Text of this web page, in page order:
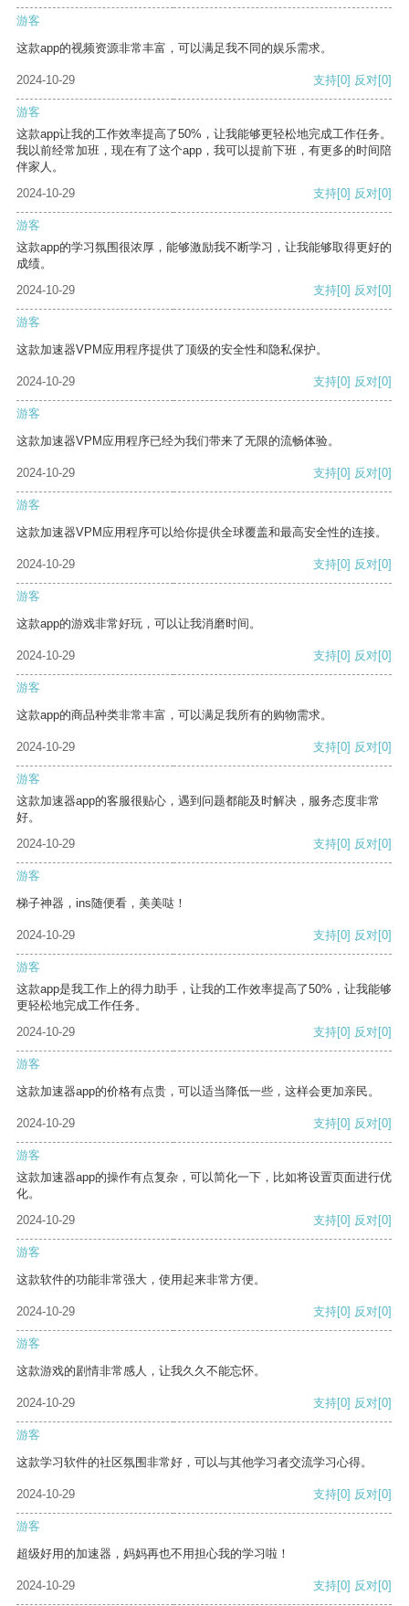
游客
这款app的视频资源非常丰富，可以满足我不同的娱乐需求。
2024-10-29 支持[0] 反对[0]
游客
这款app让我的工作效率提高了50%，让我能够更轻松地完成工作任务。
我以前经常加班，现在有了这个app，我可以提前下班，有更多的时间陪
伴家人。
2024-10-29
支持[0] 反对[0]
游客
这款app的学习氛围很浓厚，能够激励我不断学习，让我能够取得更好的
成绩。
2024-10-29
支持[0] 反对[0]
游客
这款加速器VPM应用程序提供了顶级的安全性和隐私保护。
2024-10-29 支持[0] 反对[0]
游客
这款加速器VPM应用程序已经为我们带来了无限的流畅体验。
2024-10-29 支持[0] 反对[0]
游客
这款加速器VPM应用程序可以给你提供全球覆盖和最高安全性的连接。
2024-10-29 支持[0] 反对[0]
游客
这款app的游戏非常好玩，可以让我消磨时间。
2024-10-29 支持[0] 反对[0]
游客
这款app的商品种类非常丰富，可以满足我所有的购物需求。
2024-10-29 支持[0] 反对[0]
游客
这款加速器app的客服很贴心，遇到问题都能及时解决，服务态度非常
好。
2024-10-29
支持[0] 反对[0]
游客
梯子神器，ins随便看，美美哒！
2024-10-29 支持[0] 反对[0]
游客
这款app是我工作上的得力助手，让我的工作效率提高了50%，让我能够
更轻松地完成工作任务。
2024-10-29
支持[0] 反对[0]
游客
这款加速器app的价格有点贵，可以适当降低一些，这样会更加亲民。
2024-10-29 支持[0] 反对[0]
游客
这款加速器app的操作有点复杂，可以简化一下，比如将设置页面进行优
化。
2024-10-29
支持[0] 反对[0]
游客
这款软件的功能非常强大，使用起来非常方便。
2024-10-29 支持[0] 反对[0]
游客
这款游戏的剧情非常感人，让我久久不能忘怀。
2024-10-29 支持[0] 反对[0]
游客
这款学习软件的社区氛围非常好，可以与其他学习者交流学习心得。
2024-10-29 支持[0] 反对[0]
游客
超级好用的加速器，妈妈再也不用担心我的学习啦！
2024-10-29 支持[0] 反对[0]